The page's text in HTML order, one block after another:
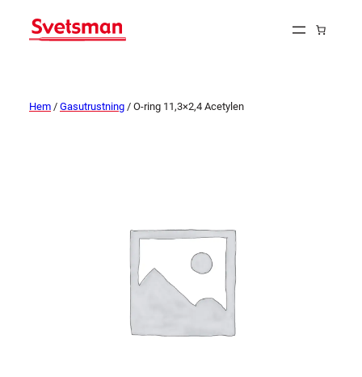
Hem / Gasutrustning / O-ring 11,3×2,4 Acetylen